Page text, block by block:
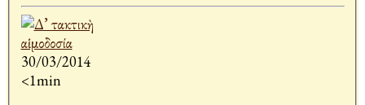
30/03/2014
<1min